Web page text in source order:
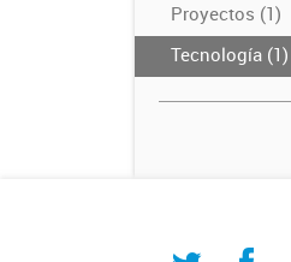
Proyectos (1)
Tecnología (1)